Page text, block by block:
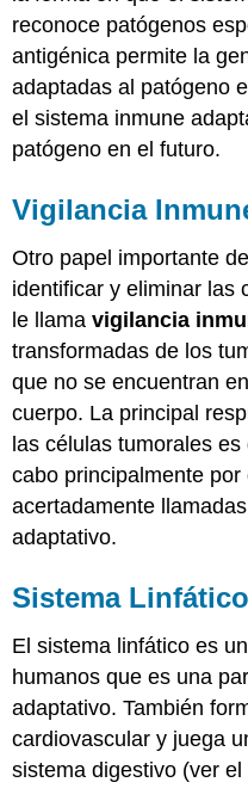
reconoce patógenos
antigénica permite la
adaptadas al patógeno
el sistema inmune
patógeno en el futuro.
Vigilancia
Otro papel importante
identificar y eliminar las
le llamavigilancia
transformadas de los
que no se encuentran
cuerpo. La principal
las células tumorales
cabo principalmente
acertadamente
adaptativo.
Sistema Linfático
El sistema linfático es
humanos que es una
adaptativo. También
cardiovascular y juega
sistema digestivo (ver